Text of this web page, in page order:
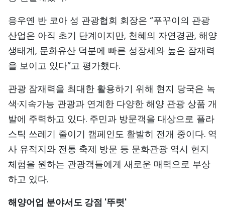
응우옌 반 코아 성 관광협회 회장은 “푸꾸이의 관광
산업은 아직 초기 단계이지만, 천혜의 자연경관, 해양
생태계, 문화유산 덕분에 빠른 성장세와 높은 잠재력
을 보이고 있다”고 평가했다.
관광 잠재력을 최대한 활용하기 위해 현지 당국은 녹
색·지속가능 관광과 연계한 다양한 해양 관광 상품 개
발에 주력하고 있다. 주민과 방문객을 대상으로 플라
스틱 쓰레기 줄이기 캠페인도 활발히 전개 중이다. 역
사 유적지와 전통 축제 방문 등 문화관광 역시 현지
체험을 원하는 관광객들에게 새로운 매력으로 부상
하고 있다.
해양어업 분야서도 강점 '뚜렷'